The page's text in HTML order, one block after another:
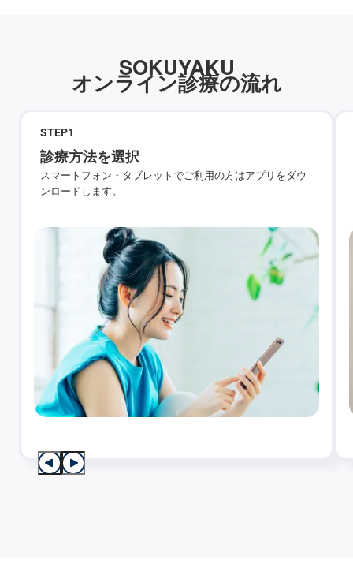
SOKUYAKU
オンライン診療の流れ
STEP1
診療方法を選択
スマートフォン・タブレットでご利用の方はアプリをダウ
ンロードします。